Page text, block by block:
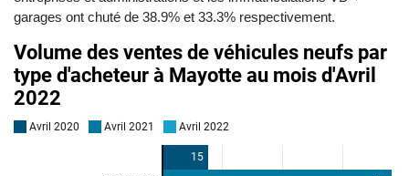
garages ont chuté de 38.9% et 33.3% respectivement.